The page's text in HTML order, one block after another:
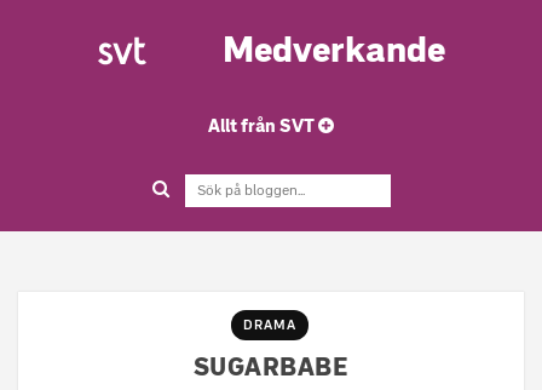
Medverkande
Allt från SVT
DRAMA
SUGARBABE